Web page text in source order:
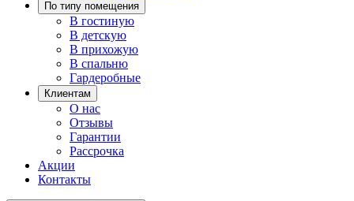
По типу помещения
В гостиную
В детскую
В прихожую
В спальню
Гардеробные
Клиентам
О нас
Отзывы
Гарантии
Рассрочка
Акции
Контакты